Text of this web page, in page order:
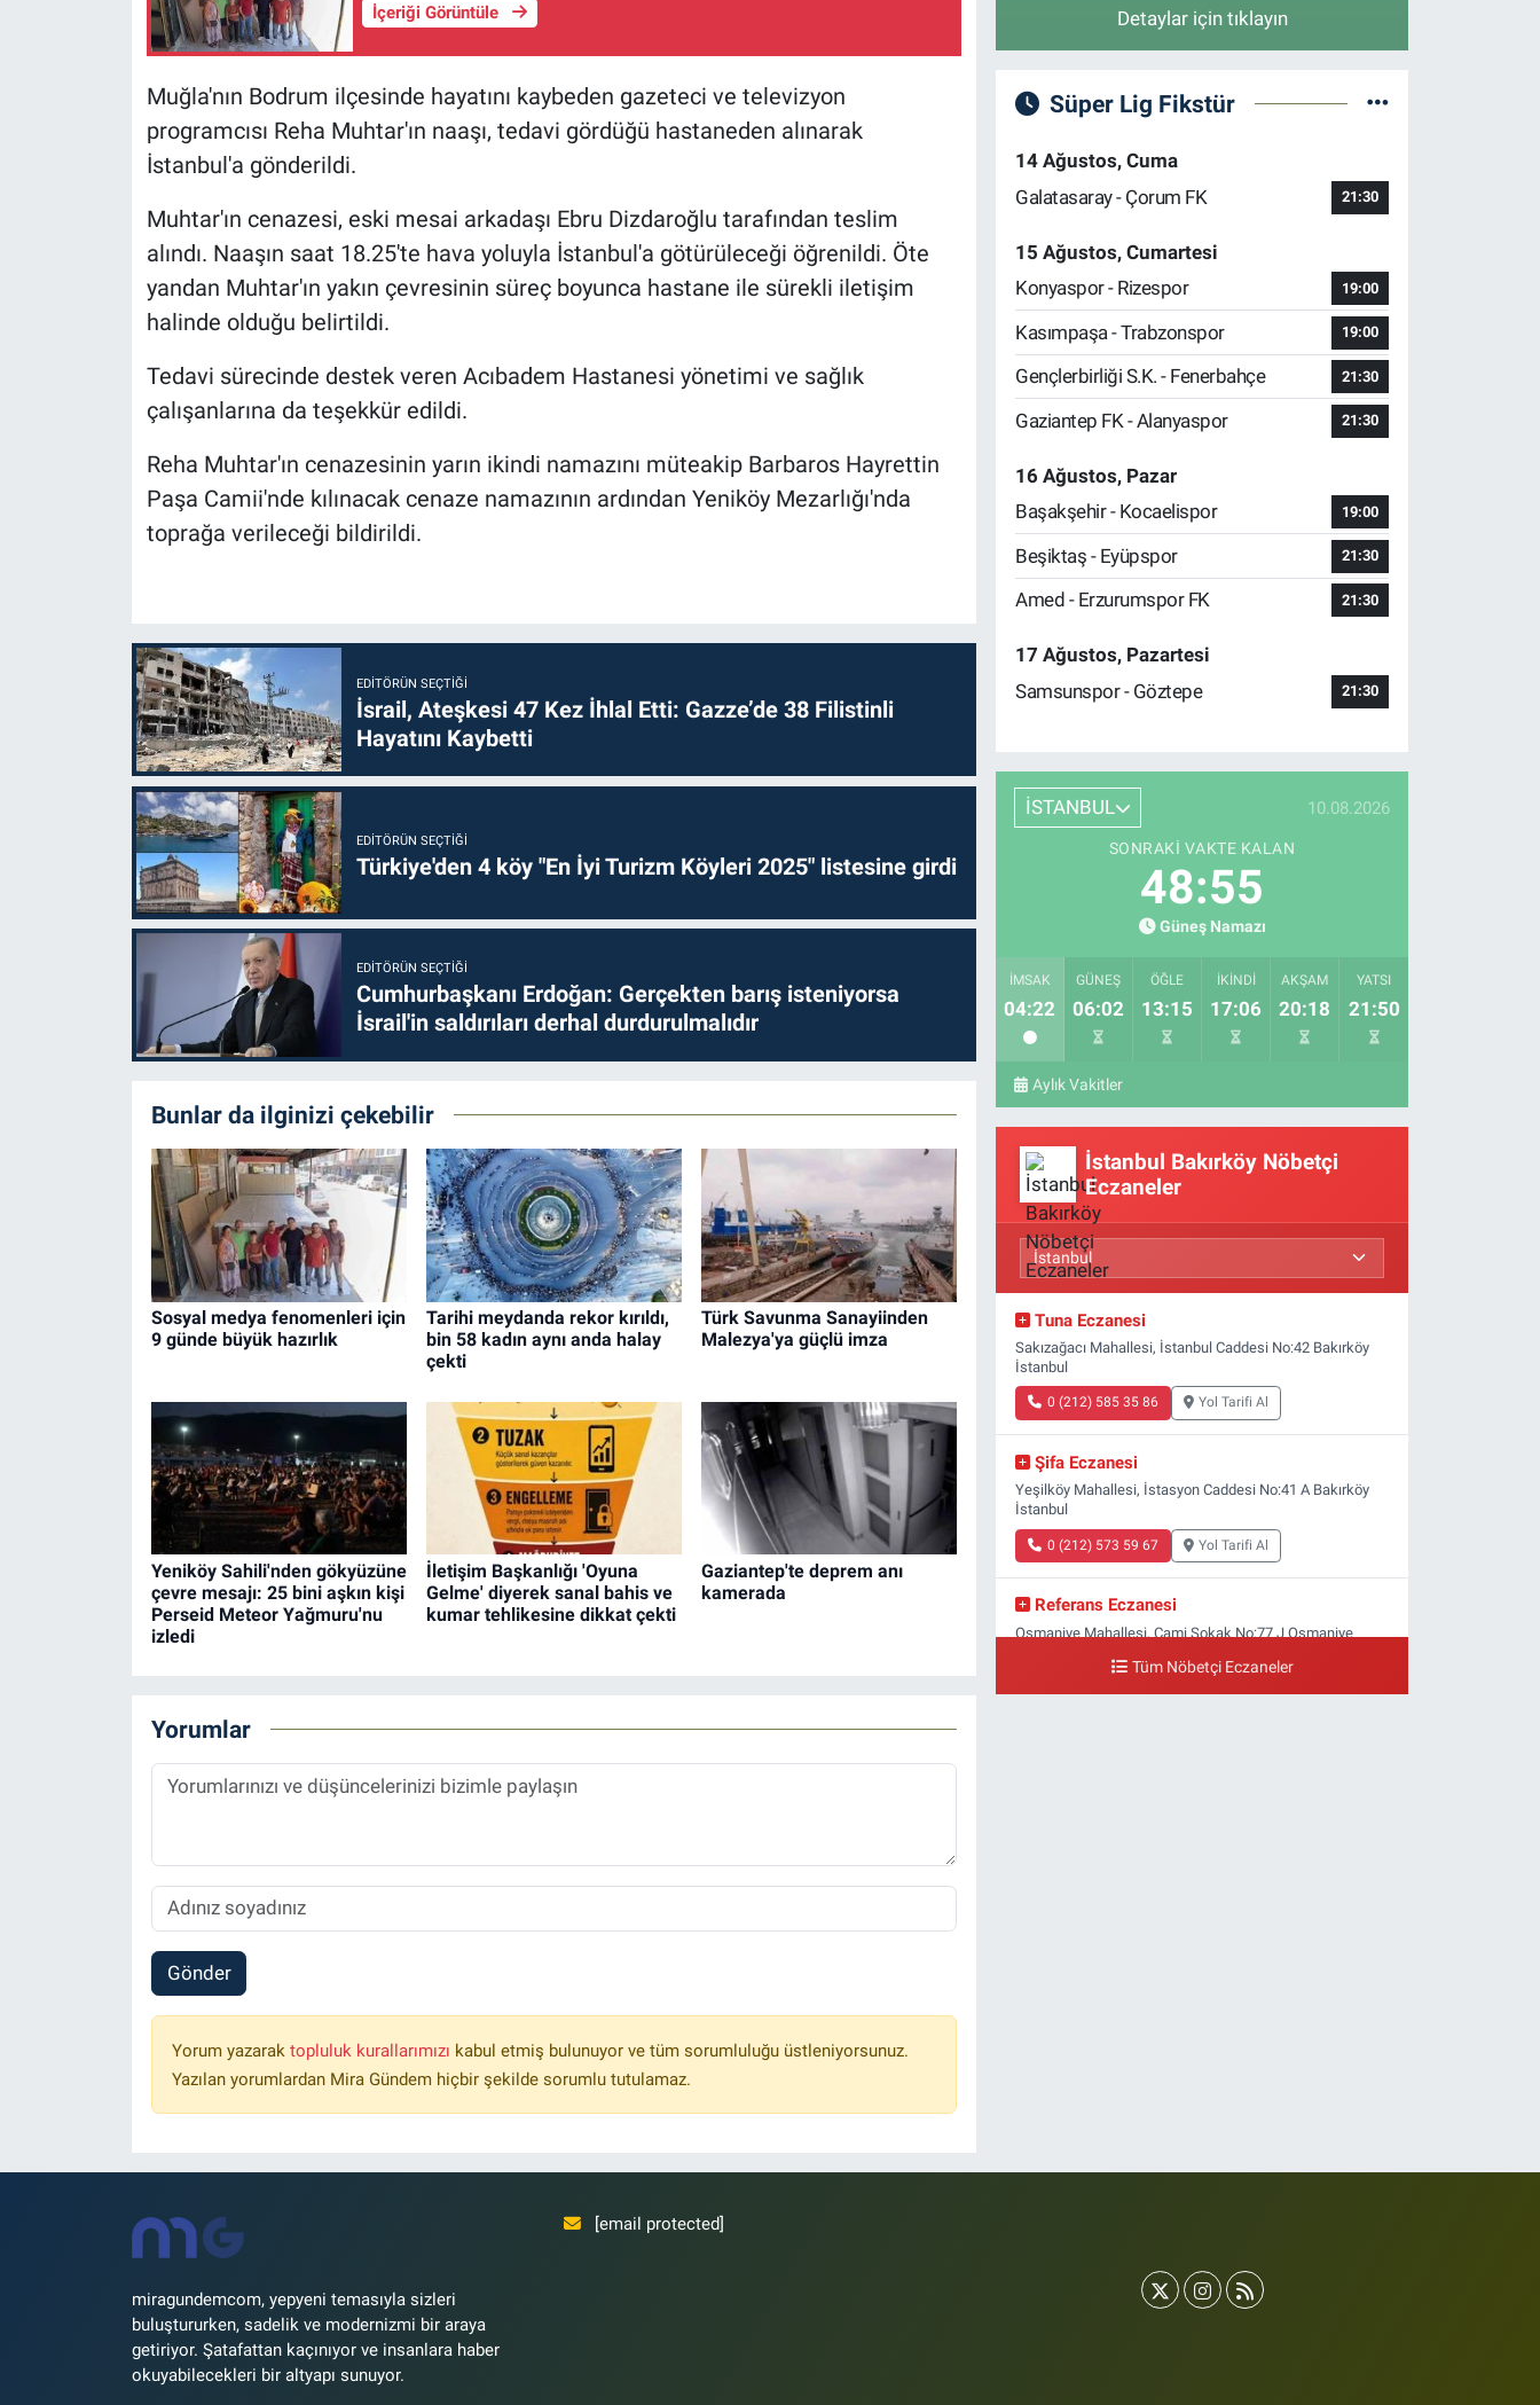
İçeriği Görüntüle
Muğla'nın Bodrum ilçesinde hayatını kaybeden gazeteci ve televizyon
programcısı Reha Muhtar'ın naaşı, tedavi gördüğü hastaneden alınarak
İstanbul'a gönderildi.
Muhtar'ın cenazesi, eski mesai arkadaşı Ebru Dizdaroğlu tarafından teslim
alındı. Naaşın saat 18.25'te hava yoluyla İstanbul'a götürüleceği öğrenildi. Öte
yandan Muhtar'ın yakın çevresinin süreç boyunca hastane ile sürekli iletişim
halinde olduğu belirtildi.
Tedavi sürecinde destek veren Acıbadem Hastanesi yönetimi ve sağlık
çalışanlarına da teşekkür edildi.
Reha Muhtar'ın cenazesinin yarın ikindi namazını müteakip Barbaros Hayrettin
Paşa Camii'nde kılınacak cenaze namazının ardından Yeniköy Mezarlığı'nda
toprağa verileceği bildirildi.
EDITÖRÜN SEÇTIĞI
İsrail, Ateşkesi 47 Kez İhlal Etti: Gazze’de 38 Filistinli
Hayatını Kaybetti
EDITÖRÜN SEÇTIĞI
Türkiye'den 4 köy "En İyi Turizm Köyleri 2025" listesine girdi
EDITÖRÜN SEÇTIĞI
Cumhurbaşkanı Erdoğan: Gerçekten barış isteniyorsa
İsrail'in saldırıları derhal durdurulmalıdır
Bunlar da ilginizi çekebilir
Sosyal medya fenomenleri için
9 günde büyük hazırlık
Tarihi meydanda rekor kırıldı,
bin 58 kadın aynı anda halay
çekti
Türk Savunma Sanayiinden
Malezya'ya güçlü imza
Yeniköy Sahili'nden gökyüzüne
çevre mesajı: 25 bini aşkın kişi
Perseid Meteor Yağmuru'nu
izledi
İletişim Başkanlığı 'Oyuna
Gelme' diyerek sanal bahis ve
kumar tehlikesine dikkat çekti
Gaziantep'te deprem anı
kamerada
Yorumlar
Gönder
Yorum yazarak topluluk kurallarımızı kabul etmiş bulunuyor ve tüm sorumluluğu üstleniyorsunuz.
Yazılan yorumlardan Mira Gündem hiçbir şekilde sorumlu tutulamaz.
Detaylar için tıklayın
Süper Lig Fikstür
14 Ağustos, Cuma
Galatasaray - Çorum FK
21:30
15 Ağustos, Cumartesi
Konyaspor - Rizespor
19:00
Kasımpaşa - Trabzonspor 19:00
Gençlerbirliği S.K. - Fenerbahçe 21:30
Gaziantep FK - Alanyaspor 21:30
16 Ağustos, Pazar
Başakşehir - Kocaelispor
19:00
Beşiktaş - Eyüpspor 21:30
Amed - Erzurumspor FK 21:30
17 Ağustos, Pazartesi
Samsunspor - Göztepe
21:30
İSTANBUL 10.08.2026
SONRAKI VAKTE KALAN
48:54
Güneş Namazı
İMSAK
04:22
GÜNEŞ
06:02
ÖĞLE
13:15
İKINDI
17:06
AKŞAM
20:18
YATSI
21:50
Aylık Vakitler
İstanbul Bakırköy Nöbetçi
Eczaneler
Tuna Eczanesi
Sakızağacı Mahallesi, İstanbul Caddesi No:42 Bakırköy
İstanbul
0 (212) 585 35 86 Yol Tarifi Al
Şifa Eczanesi
Yeşilköy Mahallesi, İstasyon Caddesi No:41 A Bakırköy
İstanbul
0 (212) 573 59 67 Yol Tarifi Al
Referans Eczanesi
Osmaniye Mahallesi, Cami Sokak No:77 J Osmaniye
Tüm Nöbetçi Eczaneler
miragundemcom, yepyeni temasıyla sizleri
buluştururken, sadelik ve modernizmi bir araya
getiriyor. Şatafattan kaçınıyor ve insanlara haber
okuyabilecekleri bir altyapı sunuyor.
[email protected]